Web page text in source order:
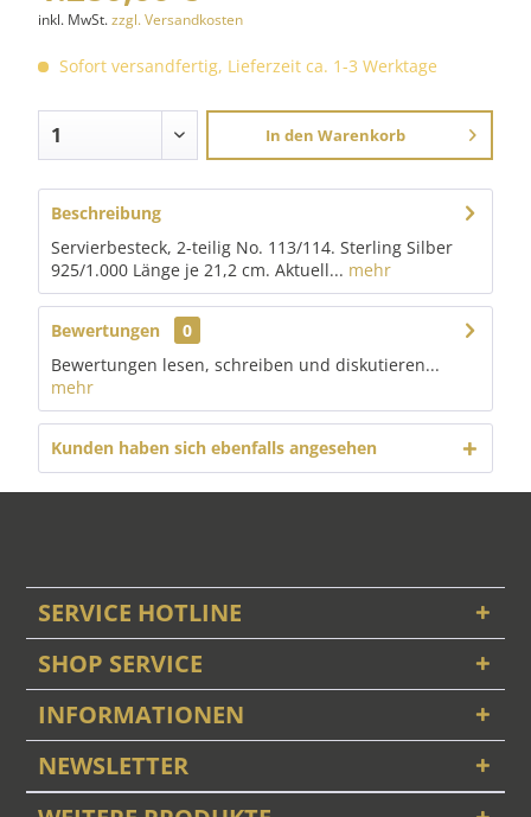
inkl. MwSt.zzgl. Versandkosten
Sofort versandfertig, Lieferzeit ca. 1-3 Werktage
In den Warenkorb
Beschreibung
Servierbesteck, 2-teilig No. 113/114. Sterling Silber
925/1.000 Länge je 21,2 cm. Aktuell... mehr
Bewertungen
0
Bewertungen lesen, schreiben und diskutieren...
mehr
Kunden haben sich ebenfalls angesehen
SERVICE HOTLINE
SHOP SERVICE
INFORMATIONEN
NEWSLETTER